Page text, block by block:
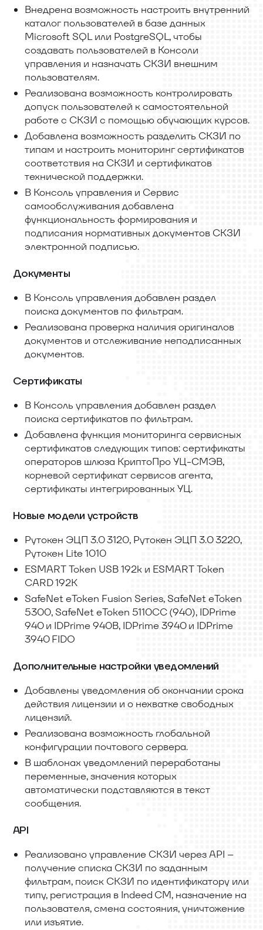
Внедрена возможность настроить внутренний
каталог пользователей в базе данных
Microsoft SQL или PostgreSQL, чтобы
создавать пользователей в Консоли
управления и назначать СКЗИ внешним
пользователям.
Реализована возможность контролировать
допуск пользователей к самостоятельной
работе с СКЗИ с помощью обучающих курсов.
Добавлена возможность разделить СКЗИ по
типам и настроить мониторинг сертификатов
соответствия на СКЗИ и сертификатов
технической поддержки.
В Консоль управления и Сервис
самообслуживания добавлена
функциональность формирования и
подписания нормативных документов СКЗИ
электронной подписью.
Документы
В Консоль управления добавлен раздел
поиска документов по фильтрам.
Реализована проверка наличия оригиналов
документов и отслеживание неподписанных
документов.
Сертификаты
В Консоль управления добавлен раздел
поиска сертификатов по фильтрам.
Добавлена функция мониторинга сервисных
сертификатов следующих типов: сертификаты
операторов шлюза КриптоПро УЦ-СМЭВ,
корневой сертификат сервисов агента,
сертификаты интегрированных УЦ.
Новые модели устройств
Рутокен ЭЦП 3.0 3120, Рутокен ЭЦП 3.0 3220,
Рутокен Lite 1010
ESMART Token USB 192k и ESMART Token
CARD 192K
SafeNet eToken Fusion Series, SafeNet eToken
5300, SafeNet eToken 5110CC (940), IDPrime
940 и IDPrime 940B, IDPrime 3940 и IDPrime
3940 FIDO
Дополнительные настройки уведомлений
Добавлены уведомления об окончании срока
действия лицензии и о нехватке свободных
лицензий.
Реализована возможность глобальной
конфигурации почтового сервера.
В шаблонах уведомлений переработаны
переменные, значения которых
автоматически подставляются в текст
сообщения.
API
Реализовано управление СКЗИ через API –
получение списка СКЗИ по заданным
фильтрам, поиск СКЗИ по идентификатору или
типу, регистрация в Indeed CM, назначение на
пользователя, смена состояния, уничтожение
или изъятие.